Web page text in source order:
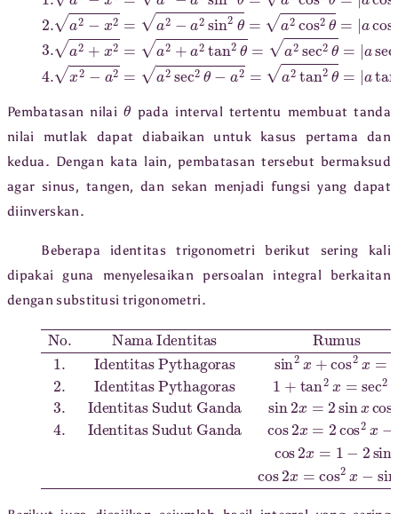
Pembatasan nilai θ
pada interval tertentu membuat tanda
nilai mutlak dapat diabaikan untuk kasus pertama dan
kedua. Dengan kata lain, pembatasan tersebut bermaksud
agar sinus, tangen, dan sekan menjadi fungsi yang dapat
diinverskan.
Beberapa identitas trigonometri berikut sering kali
dipakai guna menyelesaikan persoalan integral berkaitan
dengan substitusi trigonometri.
No.Nama IdentitasRumus1.
Identitas Pythagorassin2x+cos2x=12.
Identitas Pythagoras1+tan2x=sec2x3.Identitas Sud
ut Gandasin2x=2sinxcosx4.Identitas Sud
ut Gandacos2x=2cos2x−1cos2x=1−2sin2cos2x=cos2x−